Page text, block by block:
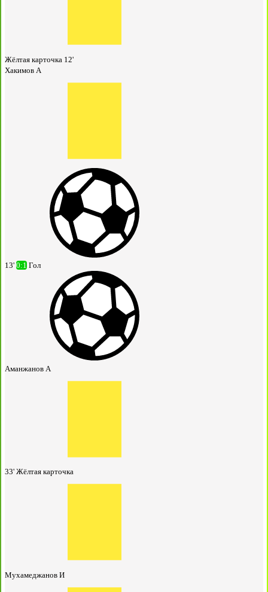
Жёлтая карточка 12'
Хакимов А
13' 0:1 Гол
Аманжанов А
33' Жёлтая карточка
Мухамеджанов И